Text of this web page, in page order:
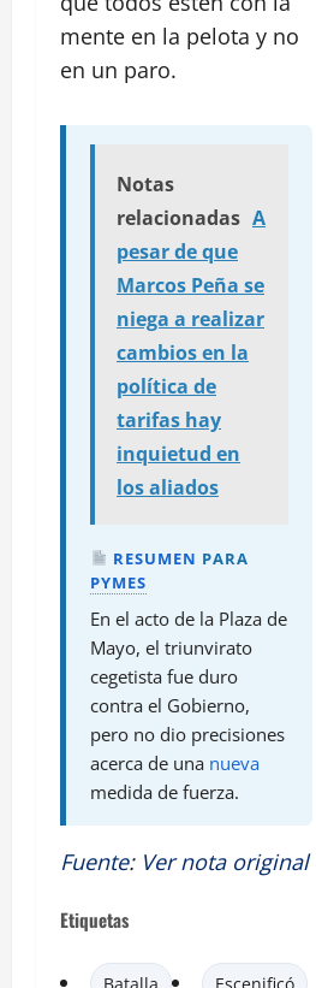
mente en la pelota y no
en un paro.
Notas
relacionadas A
pesar de que
Marcos Peña se
niega a realizar
cambios en la
política de
tarifas hay
inquietud en
los aliados
RESUMEN PARA
PYMES
En el acto de la Plaza de
Mayo, el triunvirato
cegetista fue duro
contra el Gobierno,
pero no dio precisiones
acerca de una nueva
medida de fuerza.
Fuente: Ver nota original
Etiquetas
Batalla Escenificó